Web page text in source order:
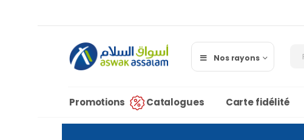
Nos rayons
Promotions Catalogues Carte fidélité